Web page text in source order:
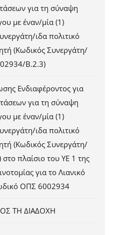
για τη σύναψη
με έναν/μία (1)
ιδα πολιτικό
(Κωδικός Συνεργάτη/
Β.2.3)
Ενδιαφέροντος για
για τη σύναψη
με έναν/μία (1)
ιδα πολιτικό
(Κωδικός Συνεργάτη/
πλαίσιο του ΥΕ 1 της
για το Λιανικό
ΟΠΣ 6002934
ΤΗ ΔΙΑΔΟΧΗ